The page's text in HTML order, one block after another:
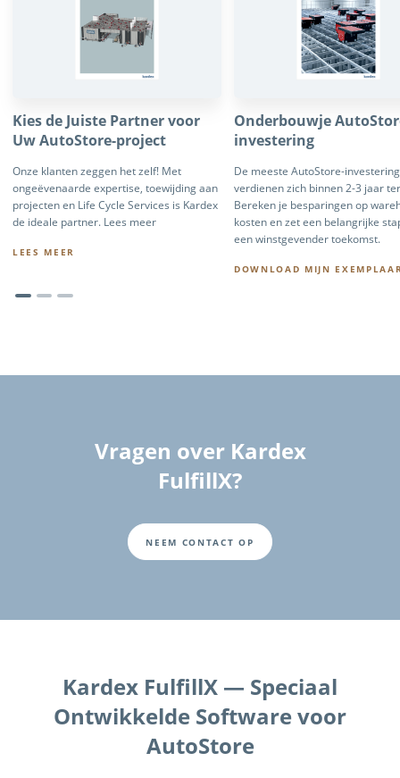
Kies de Juiste Partner voor
Uw AutoStore-project
Onze klanten zeggen het zelf! Met
ongeëvenaarde expertise, toewijding aan
projecten en Life Cycle Services is Kardex
de ideale partner. Lees meer
LEES MEER
Onderbouwje
investering
De meeste AutoStore-
verdienen zich binnen 2-3 jaar
Bereken je besparingen op
kosten en zet een belangrijke
een winstgevender toekomst.
DOWNLOAD MIJN
Vragen over Kardex
FulfillX?
NEEM CONTACT OP
Kardex FulfillX — Speciaal
Ontwikkelde Software voor
AutoStore